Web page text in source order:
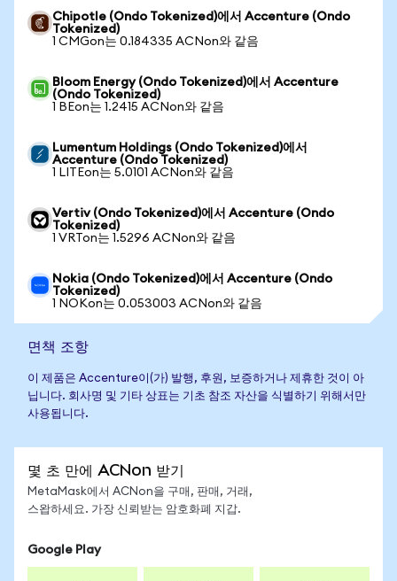
Chipotle (Ondo Tokenized)에서 Accenture (Ondo
Tokenized)
1 CMGon는 0.184335 ACNon와 같음
Bloom Energy (Ondo Tokenized)에서 Accenture
(Ondo Tokenized)
1 BEon는 1.2415 ACNon와 같음
Lumentum Holdings (Ondo Tokenized)에서
Accenture (Ondo Tokenized)
1 LITEon는 5.0101 ACNon와 같음
Vertiv (Ondo Tokenized)에서 Accenture (Ondo
Tokenized)
1 VRTon는 1.5296 ACNon와 같음
Nokia (Ondo Tokenized)에서 Accenture (Ondo
Tokenized)
1 NOKon는 0.053003 ACNon와 같음
면책 조항
이 제품은 Accenture이(가) 발행, 후원, 보증하거나 제휴한 것이 아
닙니다. 회사명 및 기타 상표는 기초 참조 자산을 식별하기 위해서만
사용됩니다.
몇 초 만에 ACNon 받기
MetaMask에서 ACNon을 구매, 판매, 거래,
스왑하세요. 가장 신뢰받는 암호화폐 지갑.
Google Play